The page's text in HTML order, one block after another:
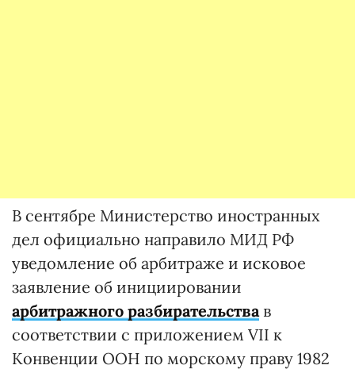
В сентябре Министерство иностранных
дел официально направило МИД РФ
уведомление об арбитраже и исковое
заявление об инициировании
арбитражного разбирательствав
соответствии с приложением VII к
Конвенции ООН по морскому праву 1982